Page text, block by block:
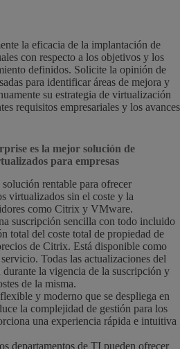
la eficacia de la implantación de
con respecto a los objetivos y los
definidos. Solicite la opinión de
para identificar áreas de mejora y
su estrategia de virtualización
requisitos empresariales y los avances
es la mejor solución de
para empresas
rentable para ofrecer
virtualizados sin el coste y la
como Citrix y VMware.
suscripción sencilla con todo incluido
total del coste total de propiedad de
de Citrix. Está disponible como
Todas las actualizaciones del
la vigencia de la suscripción y
de la misma.
y moderno que se despliega en
la complejidad de gestión para los
una experiencia rápida e intuitiva
departamentos de TI pueden ofrecer